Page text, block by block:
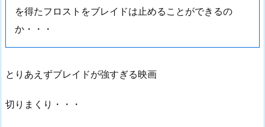
を得たフロストをブレイドは止めることができるの
か・・・
とりあえずブレイドが強すぎる映画
切りまくり・・・